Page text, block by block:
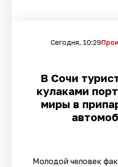
Сегодня, 10:29
В Сочи
кулаками
миры в
Молодой человек